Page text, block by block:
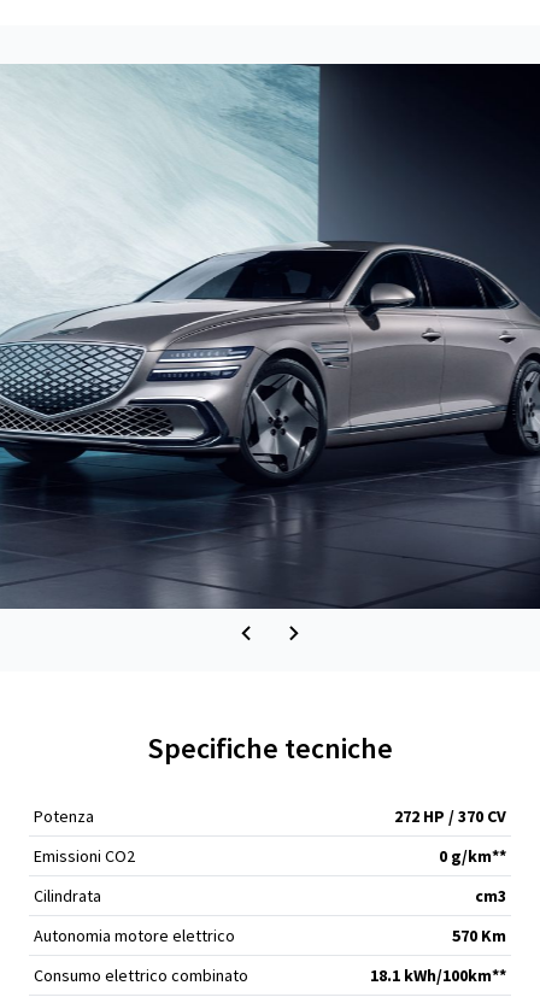
Specifiche tecniche
Potenza
272 HP / 370 CV
Emissioni CO2
0 g/km**
Cilindrata
cm3
Autonomia motore elettrico
570 Km
Consumo elettrico combinato
18.1 kWh/100km**